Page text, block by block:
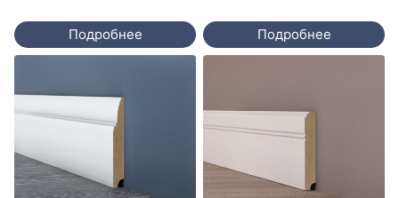
Подробнее Подробнее